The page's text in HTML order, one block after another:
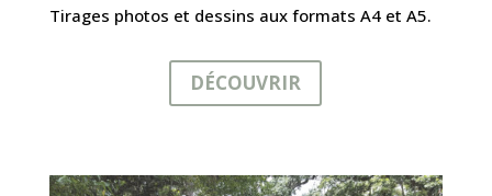
Tirages photos et dessins aux formats A4 et A5.
DÉCOUVRIR